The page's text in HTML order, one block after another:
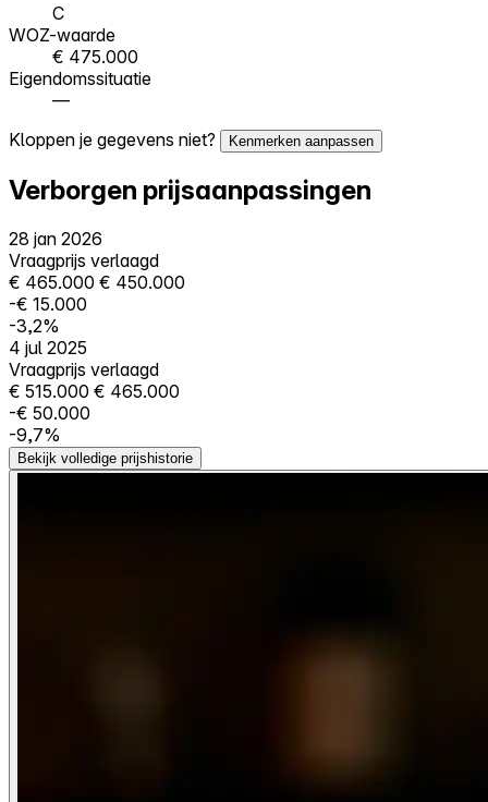
C
WOZ-waarde
€ 475.000
Eigendomssituatie
—
Kloppen je gegevens niet?
Kenmerken aanpassen
Verborgen prijsaanpassingen
28 jan 2026
Vraagprijs verlaagd
€ 465.000 € 450.000
-€ 15.000
-3,2%
4 jul 2025
Vraagprijs verlaagd
€ 515.000 € 465.000
-€ 50.000
-9,7%
Bekijk volledige prijshistorie